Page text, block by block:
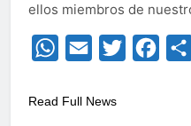
ellos miembros de
WhatsApp
Email Twitter
Read Full News